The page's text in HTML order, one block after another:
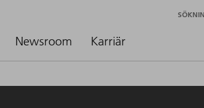
Newsroom Karriär